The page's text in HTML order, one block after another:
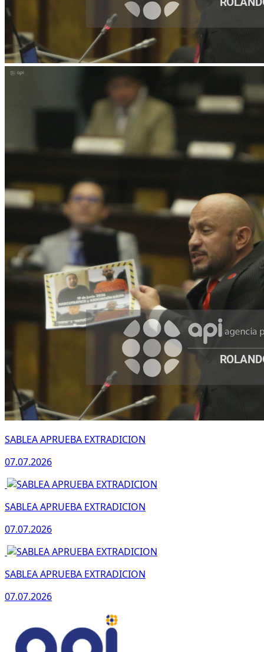
SABLEA APRUEBA EXTRADICION
07.07.2026
SABLEA APRUEBA EXTRADICION
07.07.2026
SABLEA APRUEBA EXTRADICION
07.07.2026